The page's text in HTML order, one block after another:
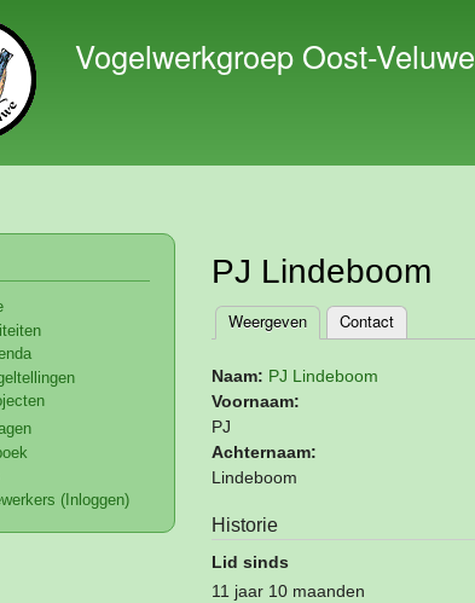
en naar
de inhoud
Vogelwerkgroep Oost-Veluwe
(Inloggen)
PJ Lindeboom
Primaire tabs
Weergeven (actieve tabblad)
Contact
Naam: PJ Lindeboom
Voornaam:
PJ
Achternaam:
Lindeboom
Historie
Lid sinds
11 jaar 10 maanden